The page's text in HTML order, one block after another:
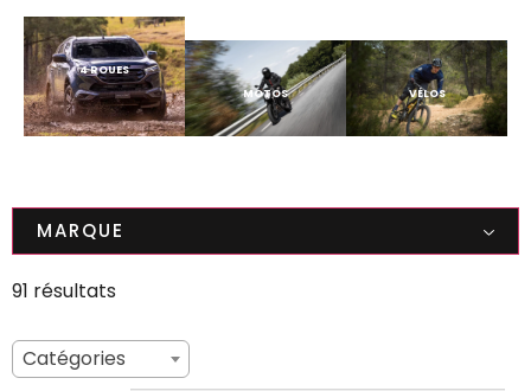
4 ROUES
MOTOS
VÉLOS
MARQUE
91 résultats
Catégories